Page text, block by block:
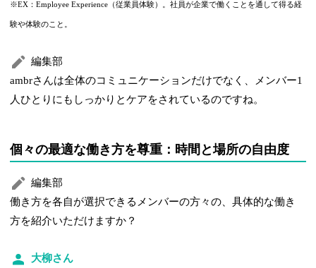
※EX：Employee Experience（従業員体験）。社員が企業で働くことを通して得る経
験や体験のこと。
編集部
ambrさんは全体のコミュニケーションだけでなく、メンバー1
人ひとりにもしっかりとケアをされているのですね。
個々の最適な働き方を尊重：時間と場所の自由度
編集部
働き方を各自が選択できるメンバーの方々の、具体的な働き
方を紹介いただけますか？
大柳さん